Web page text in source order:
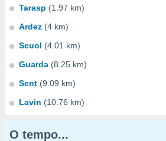
Tarasp (1.97 km)
Ardez (4 km)
Scuol (4.01 km)
Guarda (8.25 km)
Sent (9.09 km)
Lavin (10.76 km)
O tempo...